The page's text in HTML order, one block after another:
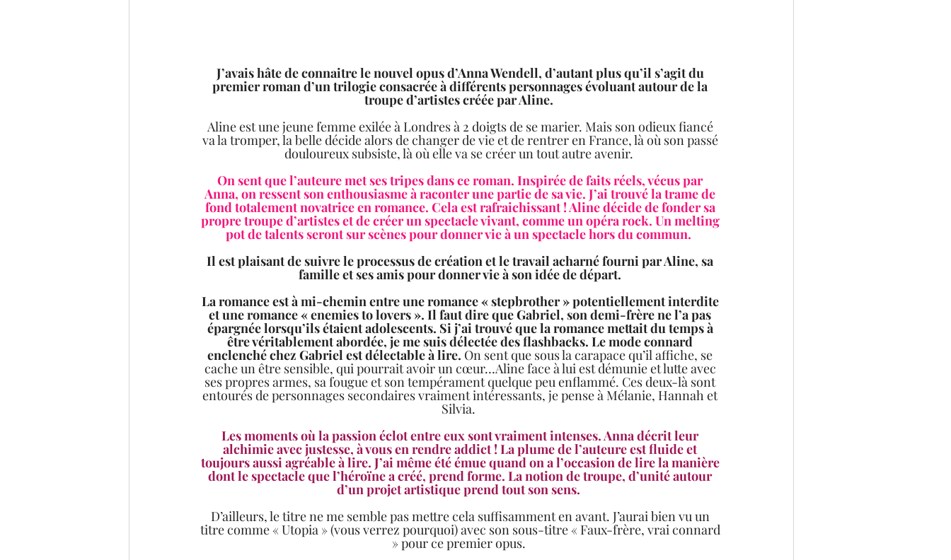
J’avais hâte de connaitre le nouvel opus d’Anna Wendell, d’autant plus qu’il s’agit du
premier roman d’un trilogie consacrée à différents personnages évoluant autour de la
troupe d’artistes créée par Aline.
Aline est une jeune femme exilée à Londres à 2 doigts de se marier. Mais son odieux fiancé
va la tromper, la belle décide alors de changer de vie et de rentrer en France, là où son passé
douloureux subsiste, là où elle va se créer un tout autre avenir.
On sent que l’auteure met ses tripes dans ce roman. Inspirée de faits réels, vécus par
Anna, on ressent son enthousiasme à raconter une partie de sa vie. J’ai trouvé la trame de
fond totalement novatrice en romance. Cela est rafraichissant ! Aline décide de fonder sa
propre troupe d’artistes et de créer un spectacle vivant, comme un opéra rock. Un melting
pot de talents seront sur scènes pour donner vie à un spectacle hors du commun.
Il est plaisant de suivre le processus de création et le travail acharné fourni par Aline, sa
famille et ses amis pour donner vie à son idée de départ.
La romance est à mi-chemin entre une romance « stepbrother » potentiellement interdite
et une romance « enemies to lovers ». Il faut dire que Gabriel, son demi-frère ne l’a pas
épargnée lorsqu’ils étaient adolescents. Si j’ai trouvé que la romance mettait du temps à
être véritablement abordée, je me suis délectée des flashbacks. Le mode connard
enclenché chez Gabriel est délectable à lire. On sent que sous la carapace qu’il affiche, se
cache un être sensible, qui pourrait avoir un cœur…Aline face à lui est démunie et lutte avec
ses propres armes, sa fougue et son tempérament quelque peu enflammé. Ces deux-là sont
entourés de personnages secondaires vraiment intéressants, je pense à Mélanie, Hannah et
Silvia.
Les moments où la passion éclot entre eux sont vraiment intenses. Anna décrit leur
alchimie avec justesse, à vous en rendre addict ! La plume de l’auteure est fluide et
toujours aussi agréable à lire. J’ai même été émue quand on a l’occasion de lire la manière
dont le spectacle que l’héroïne a créé, prend forme. La notion de troupe, d’unité autour
d’un projet artistique prend tout son sens.
D’ailleurs, le titre ne me semble pas mettre cela suffisamment en avant. J’aurai bien vu un
titre comme « Utopia » (vous verrez pourquoi) avec son sous-titre « Faux-frère, vrai connard
» pour ce premier opus.